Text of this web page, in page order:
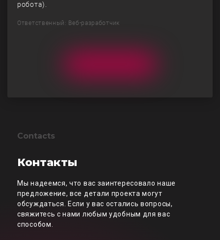
робота).
Ответственный: Веб-разработчик
Contacts
Контакты
Мы надеемся, что вас заинтересовало наше
предложение, все детали проекта могут
обсуждаться. Если у вас остались вопросы,
свяжитесь с нами любым удобным для вас
способом.